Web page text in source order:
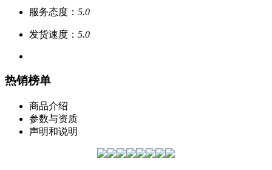
服务态度： 5.0
发货速度： 5.0
热销榜单
商品介绍
参数与资质
声明和说明